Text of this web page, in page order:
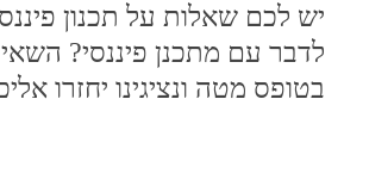
יש לכם שאלות על תכנון
לדבר עם מתכנן פיננסי?
בטופס מטה ונציגינו יחזרו